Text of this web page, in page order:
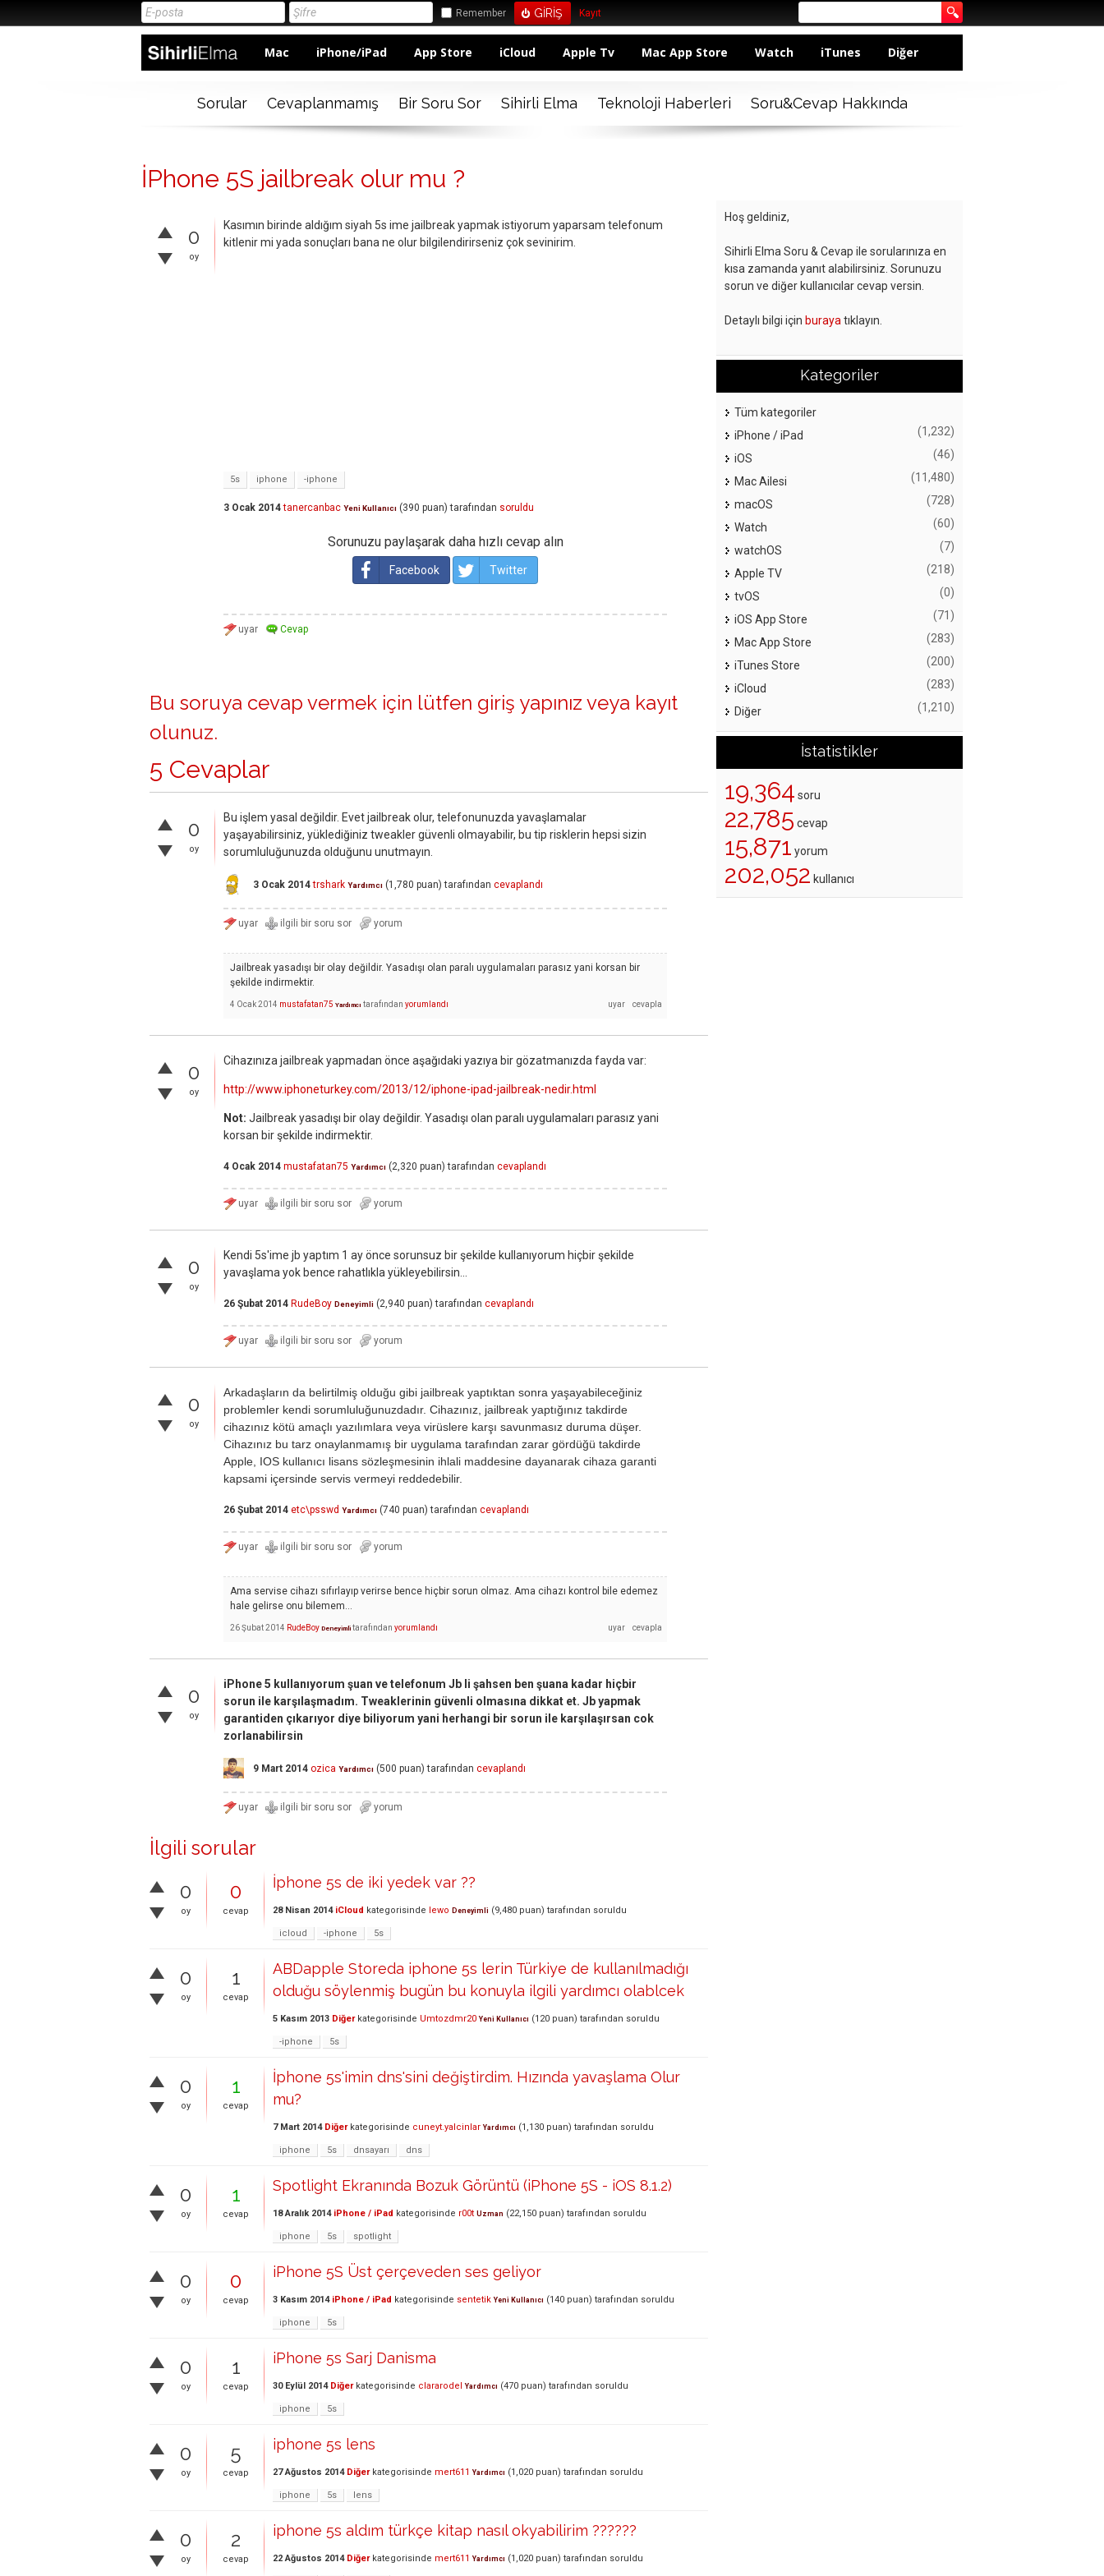
Remember Kayıt
Mac iPhone/iPad App Store iCloud Apple Tv Mac App Store Watch iTunes Diğer
Sorular Cevaplanmamış Bir Soru Sor Sihirli Elma Teknoloji Haberleri Soru&Cevap Hakkında
İPhone 5S jailbreak olur mu ?
0
oy
Kasımın birinde aldığım siyah 5s ime jailbreak yapmak istiyorum yaparsam telefonum
kitlenir mi yada sonuçları bana ne olur bilgilendirirseniz çok sevinirim.
5s iphone -iphone
3 Ocak 2014 tanercanbac Yeni Kullanıcı (390 puan) tarafından soruldu
Sorunuzu paylaşarak daha hızlı cevap alın
Facebook Twitter
Bu soruya cevap vermek için lütfen giriş yapınız veya kayıt
olunuz.
5 Cevaplar
0
oy
Bu işlem yasal değildir. Evet jailbreak olur, telefonunuzda yavaşlamalar
yaşayabilirsiniz, yüklediğiniz tweakler güvenli olmayabilir, bu tip risklerin hepsi sizin
sorumluluğunuzda olduğunu unutmayın.
3 Ocak 2014 trshark Yardımcı (1,780 puan) tarafından cevaplandı
Jailbreak yasadışı bir olay değildir. Yasadışı olan paralı uygulamaları parasız yani korsan bir
şekilde indirmektir.
4 Ocak 2014 mustafatan75 Yardımcı tarafından yorumlandı
0
oy
Cihazınıza jailbreak yapmadan önce aşağıdaki yazıya bir gözatmanızda fayda var:
http://www.iphoneturkey.com/2013/12/iphone-ipad-jailbreak-nedir.html
Not: Jailbreak yasadışı bir olay değildir. Yasadışı olan paralı uygulamaları parasız yani
korsan bir şekilde indirmektir.
4 Ocak 2014 mustafatan75 Yardımcı (2,320 puan) tarafından cevaplandı
0
oy
Kendi 5s'ime jb yaptım 1 ay önce sorunsuz bir şekilde kullanıyorum hiçbir şekilde
yavaşlama yok bence rahatlıkla yükleyebilirsin...
26 Şubat 2014 RudeBoy Deneyimli (2,940 puan) tarafından cevaplandı
0
oy
Arkadaşların da belirtilmiş olduğu gibi jailbreak yaptıktan sonra yaşayabileceğiniz
problemler kendi sorumluluğunuzdadır. Cihazınız, jailbreak yaptığınız takdirde
cihazınız kötü amaçlı yazılımlara veya virüslere karşı savunmasız duruma düşer.
Cihazınız bu tarz onaylanmamış bir uygulama tarafından zarar gördüğü takdirde
Apple, IOS kullanıcı lisans sözleşmesinin ihlali maddesine dayanarak cihaza garanti
kapsami içersinde servis vermeyi reddedebilir.
26 Şubat 2014 etc\psswd Yardımcı (740 puan) tarafından cevaplandı
Ama servise cihazı sıfırlayıp verirse bence hiçbir sorun olmaz. Ama cihazı kontrol bile edemez
hale gelirse onu bilemem...
26 Şubat 2014 RudeBoy Deneyimli tarafından yorumlandı
0
oy
iPhone 5 kullanıyorum şuan ve telefonum Jb li şahsen ben şuana kadar hiçbir
sorun ile karşılaşmadım. Tweaklerinin güvenli olmasına dikkat et. Jb yapmak
garantiden çıkarıyor diye biliyorum yani herhangi bir sorun ile karşılaşırsan cok
zorlanabilirsin
9 Mart 2014 ozica Yardımcı (500 puan) tarafından cevaplandı
İlgili sorular
0
oy
0
cevap
İphone 5s de iki yedek var ??
28 Nisan 2014 iCloud kategorisinde lewo Deneyimli (9,480 puan) tarafından soruldu
icloud -iphone 5s
0
oy
1
cevap
ABDapple Storeda iphone 5s lerin Türkiye de kullanılmadığı
olduğu söylenmiş bugün bu konuyla ilgili yardımcı olablcek
5 Kasım 2013 Diğerkategorisinde Umtozdmr20 Yeni Kullanıcı (120 puan) tarafından soruldu
-iphone 5s
0
oy
1
cevap
İphone 5s'imin dns'sini değiştirdim. Hızında yavaşlama Olur
mu?
7 Mart 2014 Diğerkategorisinde cuneyt.yalcinlar Yardımcı (1,130 puan) tarafından soruldu
iphone 5s dnsayarı dns
0
oy
1
cevap
Spotlight Ekranında Bozuk Görüntü (iPhone 5S - iOS 8.1.2)
18 Aralık 2014 iPhone / iPad kategorisinde r00t Uzman (22,150 puan) tarafından soruldu
iphone 5s spotlight
0
oy
0
cevap
iPhone 5S Üst çerçeveden ses geliyor
3 Kasım 2014 iPhone / iPad kategorisinde sentetik Yeni Kullanıcı (140 puan) tarafından soruldu
iphone 5s
0
oy
1
cevap
iPhone 5s Sarj Danisma
30 Eylül 2014 Diğerkategorisinde clararodel Yardımcı (470 puan) tarafından soruldu
iphone 5s
0
oy
5
cevap
iphone 5s lens
27 Ağustos 2014 Diğerkategorisinde mert611 Yardımcı (1,020 puan) tarafından soruldu
iphone 5s lens
0
oy
2
cevap
iphone 5s aldım türkçe kitap nasıl okyabilirim ??????
22 Ağustos 2014 Diğerkategorisinde mert611 Yardımcı (1,020 puan) tarafından soruldu
Hoş geldiniz,
Sihirli Elma Soru & Cevap ile sorularınıza en
kısa zamanda yanıt alabilirsiniz. Sorunuzu
sorun ve diğer kullanıcılar cevap versin.
Detaylı bilgi için buraya tıklayın.
Kategoriler
Tüm kategoriler
iPhone / iPad
(1,232)
iOS (46)
Mac Ailesi (11,480)
macOS (728)
Watch (60)
watchOS (7)
Apple TV (218)
tvOS (0)
iOS App Store (71)
Mac App Store (283)
iTunes Store (200)
iCloud (283)
Diğer (1,210)
İstatistikler
19,364 soru
22,785 cevap
15,871 yorum
202,052 kullanıcı